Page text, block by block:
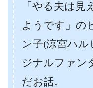
「やる夫は見
ようです」の
ン子(涼宮ハル
ジナルファン
だお話。